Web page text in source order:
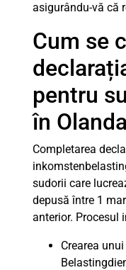
asigurându-vă că
Cum se
pentru
în
Completarea
sudorii care
depusă între 1
anterior. Procesul
Crearea